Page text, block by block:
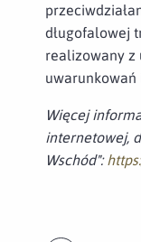
długofalowej
realizowany z
uwarunkowań
Więcej
internetowej,
Wschód":